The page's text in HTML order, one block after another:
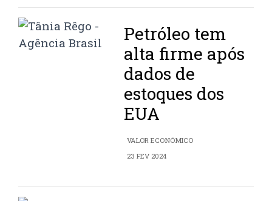
Petróleo tem
alta firme após
dados de
estoques dos
EUA
VALOR ECONÔMICO
23 FEV 2024